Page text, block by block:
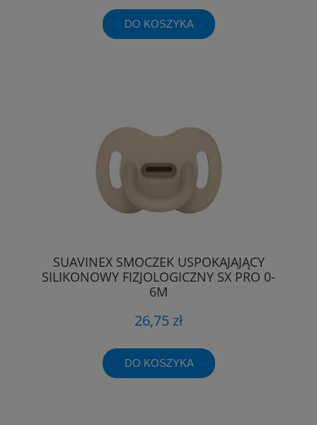
DO KOSZYKA
SUAVINEX SMOCZEK USPOKAJAJĄCY
SILIKONOWY FIZJOLOGICZNY SX PRO 0-
6M
26,75 zł
DO KOSZYKA